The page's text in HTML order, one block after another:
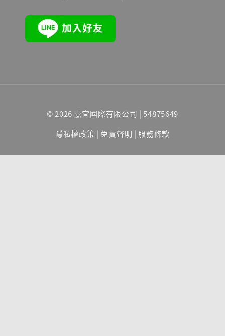
© 2026 嘉宜國際有限公司 | 54875649
隱私權政策 | 免責聲明 | 服務條款